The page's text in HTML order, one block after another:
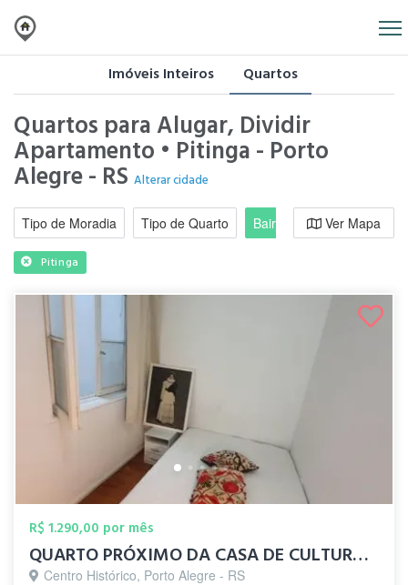
Imóveis Inteiros Quartos
Quartos para Alugar, Dividir
Apartamento • Pitinga - Porto
Alegre - RS Alterar cidade
Tipo de Moradia Tipo de Quarto Bairro / RegiãoVer Mapa
Pitinga
R$ 1.290,00 por mês
QUARTO PRÓXIMO DA CASA DE CULTURA NO CEN...
Centro Histórico, Porto Alegre - RS